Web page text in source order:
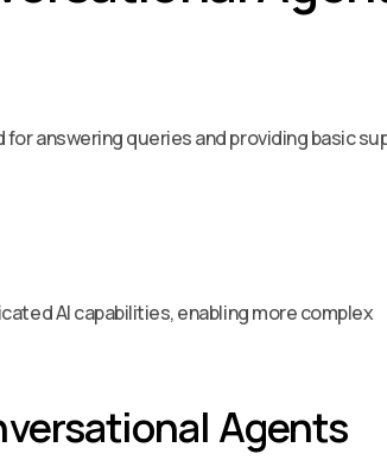
answering queries and providing basic
AI capabilities, enabling more complex
Agents